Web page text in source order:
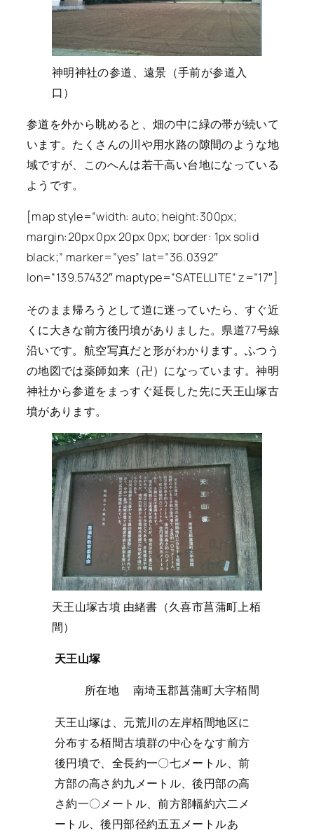
神明神社の参道、遠景（手前が参道入
口）
参道を外から眺めると、畑の中に緑の帯が続いて
います。たくさんの川や用水路の隙間のような地
域ですが、このへんは若干高い台地になっている
ようです。
[map style=”width: auto; height:300px;
margin:20px 0px 20px 0px; border: 1px solid
black;” marker=”yes” lat=”36.0392″
lon=”139.57432″ maptype=”SATELLITE” z=”17″]
そのまま帰ろうとして道に迷っていたら、すぐ近
くに大きな前方後円墳がありました。県道77号線
沿いです。航空写真だと形がわかります。ふつう
の地図では薬師如来（卍）になっています。神明
神社から参道をまっすぐ延長した先に天王山塚古
墳があります。
天王山塚古墳 由緒書（久喜市菖蒲町上栢
間）
天王山塚
所在地 南埼玉郡菖蒲町大字栢間
天王山塚は、元荒川の左岸栢間地区に
分布する栢間古墳群の中心をなす前方
後円墳で、全長約一〇七メートル、前
方部の高さ約九メートル、後円部の高
さ約一〇メートル、前方部幅約六二メ
ートル、後円部径約五五メートルあ